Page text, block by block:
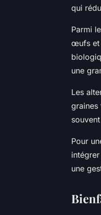
qui
Parmi
œufs et
une
Les
graines
Pour
une